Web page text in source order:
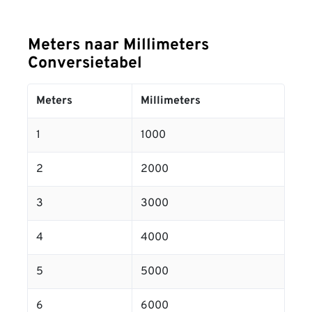
Meters naar Millimeters
Conversietabel
Meters Millimeters
1 1000
2 2000
3 3000
4 4000
5 5000
6 6000